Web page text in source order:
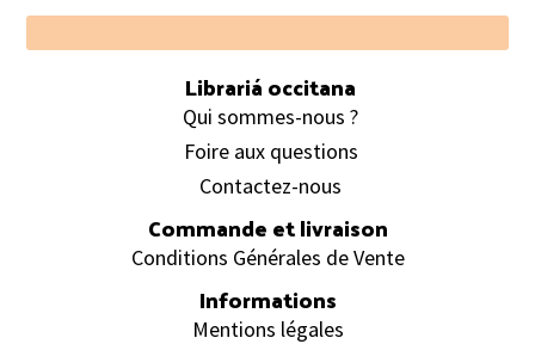
Footer
Librariá occitana
Qui sommes-nous ?
Foire aux questions
Contactez-nous
Commande et livraison
Conditions Générales de Vente
Informations
Mentions légales